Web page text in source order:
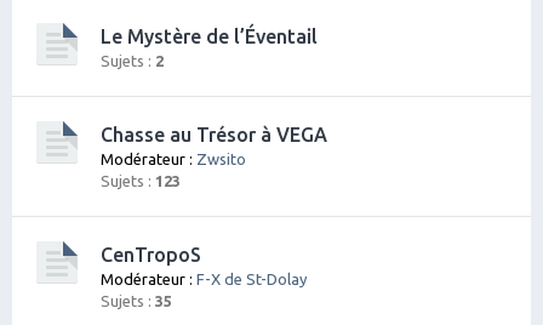
Le Mystère de l’Éventail
Sujets : 2
Chasse au Trésor à VEGA
Modérateur : Zwsito
Sujets : 123
CenTropoS
Modérateur : F-X de St-Dolay
Sujets : 35